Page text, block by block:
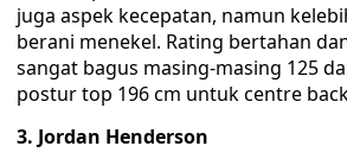
juga aspek kecepatan, namun
berani menekel. Rating bertahan
sangat bagus masing-masing 125
postur top 196 cm untuk centre
3. Jordan Henderson